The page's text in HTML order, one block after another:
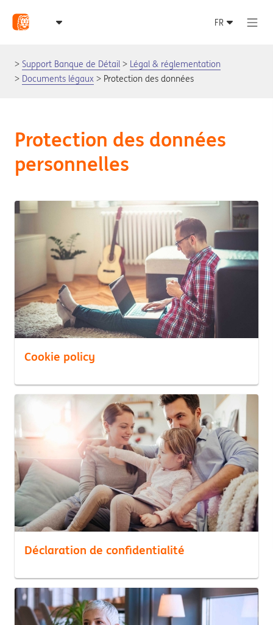
Support Banque de Détail
Légal & réglementation
Documents légaux
Protection des données
Protection des données
personnelles
Cookie policy
Déclaration de confidentialité